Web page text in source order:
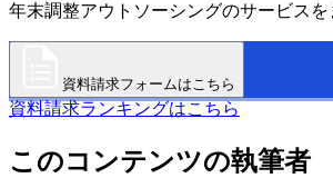
年末調整アウトソーシングのサービスを
資料請求フォームはこちら
資料請求ランキングはこちら
このコンテンツの執筆者